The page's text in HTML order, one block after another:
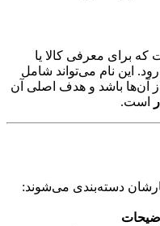
که برای معرفی کالا یا
این نام می‌تواند شامل
از آن‌ها باشد و هدف اصلی آن
است.
دسته‌بندی می‌شوند: